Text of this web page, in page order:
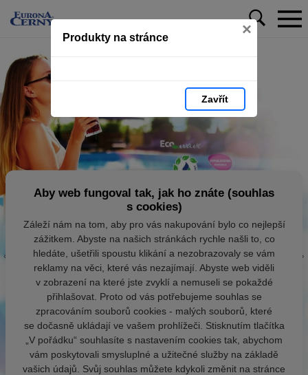
Produkty na stránce ×
Zavřít
Aby web fungoval tak, jak ho znáte (souhlas
s cookies)
Záleží nám na tom, aby pro vás nakupování bylo co nejlepší
zážitkem. Abyste na našich stránkách rychle našli to, co
hledáte, ušetřili spoustu klikání a nezobrazovaly se vám
reklamy na věci, které vás nezajímají. Abyste web viděli
v zobrazení na které jste zvyklí a nemuseli se pokaždé
přihlašovat. Proto od vás potřebujeme souhlas se
zpracováním souborů cookies - malých souborů, které
se dočasně ukládají ve vašem prohlížeči. Stisknutím tlačítka
„V pořádku“ souhlasíte s nastavením cookies tak, abychom
vám poskytovali smysluplné a užitečné služby na základě
vašich údajů. Svůj souhlas můžete kdykoli změnit na stránce